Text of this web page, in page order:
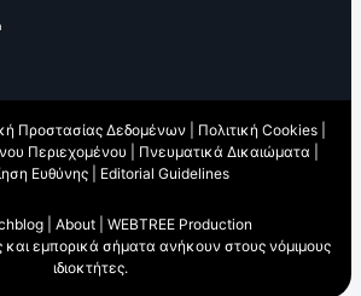
Προστασίας Δεδομένων Πολιτική Cookies
Περιεχομένου
Πνευματικά Δικαιώματα
Ευθύνης
Editorial Guidelines
| About
WEBTREE Production
εμπορικά σήματα ανήκουν στους νόμιμους
ιδιοκτήτες.